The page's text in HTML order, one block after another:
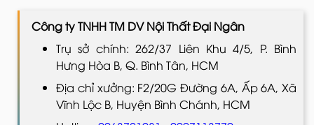
Công ty TNHH TM DV Nội Thất Đại Ngân
Trụ sở chính: 262/37 Liên Khu 4/5, P. Bình
Hưng Hòa B, Q. Bình Tân, HCM
Địa chỉ xưởng: F2/20G Đường 6A, Ấp 6A, Xã
Vĩnh Lộc B, Huyện Bình Chánh, HCM